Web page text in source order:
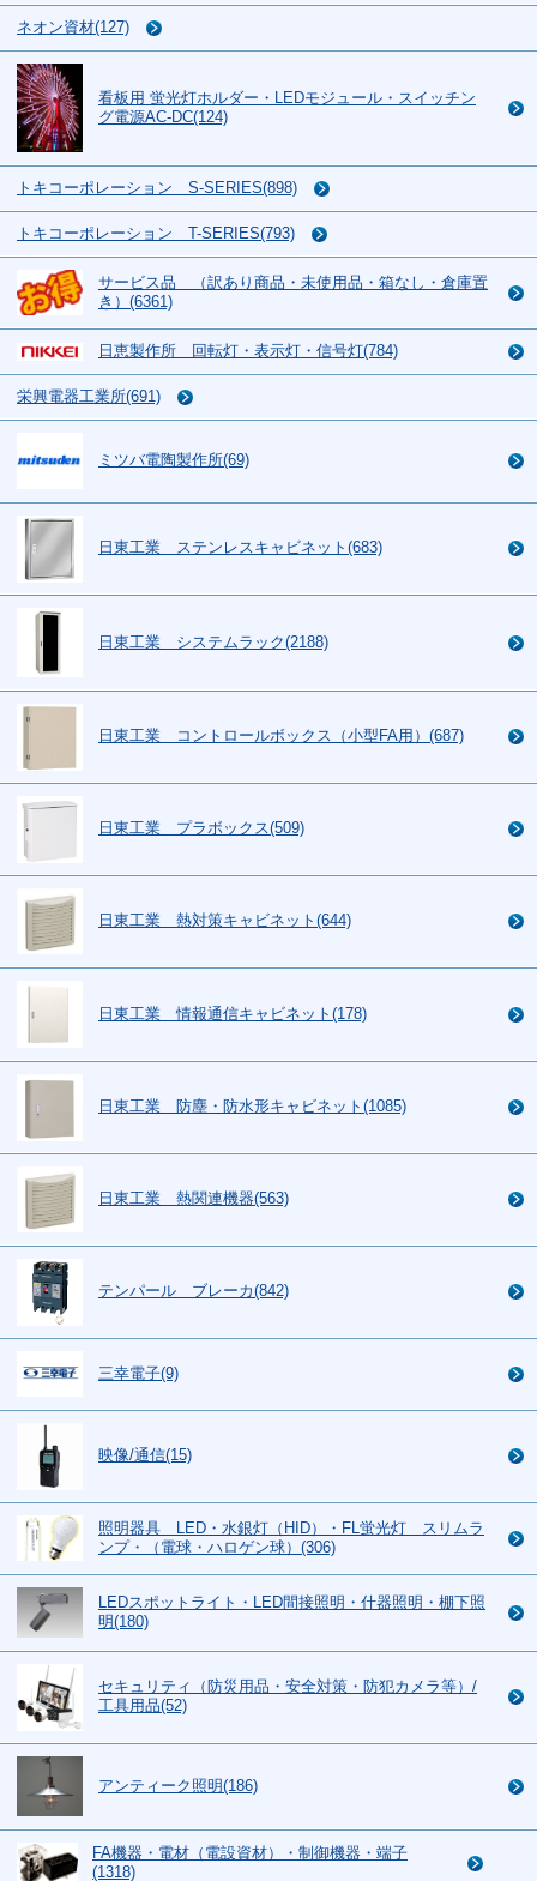
ネオン資材(127)
看板用 蛍光灯ホルダー・LEDモジュール・スイッチン
グ電源AC-DC(124)
トキコーポレーション S-SERIES(898)
トキコーポレーション T-SERIES(793)
サービス品 （訳あり商品・未使用品・箱なし・倉庫置
き）(6361)
日恵製作所 回転灯・表示灯・信号灯(784)
栄興電器工業所(691)
ミツバ電陶製作所(69)
日東工業 ステンレスキャビネット(683)
日東工業 システムラック(2188)
日東工業 コントロールボックス（小型FA用）(687)
日東工業 プラボックス(509)
日東工業 熱対策キャビネット(644)
日東工業 情報通信キャビネット(178)
日東工業 防塵・防水形キャビネット(1085)
日東工業 熱関連機器(563)
テンパール ブレーカ(842)
三幸電子(9)
映像/通信(15)
照明器具 LED・水銀灯（HID）・FL蛍光灯 スリムラ
ンプ・（電球・ハロゲン球）(306)
LEDスポットライト・LED間接照明・什器照明・棚下照
明(180)
セキュリティ（防災用品・安全対策・防犯カメラ等）/
工具用品(52)
アンティーク照明(186)
FA機器・電材（電設資材）・制御機器・端子
(1318)